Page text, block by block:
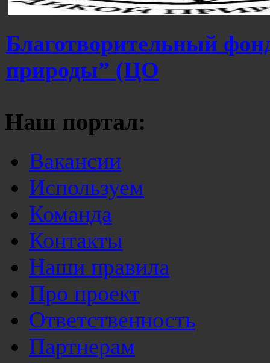
Благотворительный
природы” (ЦО
Наш портал:
Вакансии
Используем
Команда
Контакты
Наши правила
Про проект
Ответственность
Партнерам